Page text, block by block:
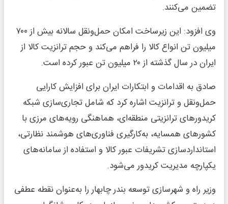
تضمین می‌کنند.
وی افزود: این زیرساخت امکان حمل‌ونقل سالانه بیش از ۷۰۰
میلیون تن انواع کالا را فراهم می‌کند و حجم ترانزیت کالا از
ایران در سال گذشته از ۲۰ میلیون تن عبور کرده است.
صادق به اقدامات و ابتکارات ایران برای افزایش کارایی
حمل‌ونقل و ترانزیت اشاره کرد که شامل تجاری‌سازی شبکه
کریدورهای ترانزیتی منطقه‌ای، هماهنگی رویه‌های مرزی با
کشورهای همسایه، به‌کارگیری فناوری‌های هوشمند نظارتی،
استانداردسازی تشریفات عبور کالا و استفاده از سامانه‌های
یکپارچه مدیریت کریدور می‌شود.
وزیر راه و شهرسازی توسعه بندر چابهار را به‌عنوان نقطه عطفی